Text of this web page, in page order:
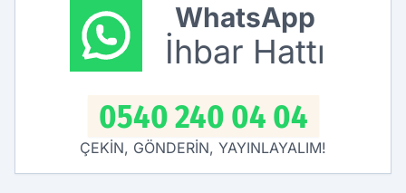
WhatsApp
İhbar Hattı
0540 240 04 04
ÇEKİN, GÖNDERİN, YAYINLAYALIM!